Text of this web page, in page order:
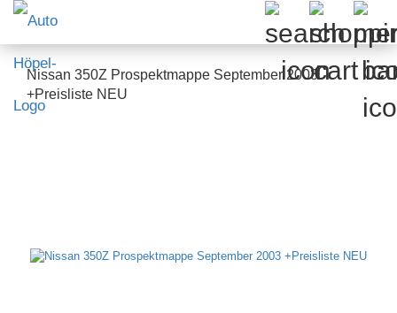
Nissan 350Z Prospektmappe September 2003
+Preisliste NEU